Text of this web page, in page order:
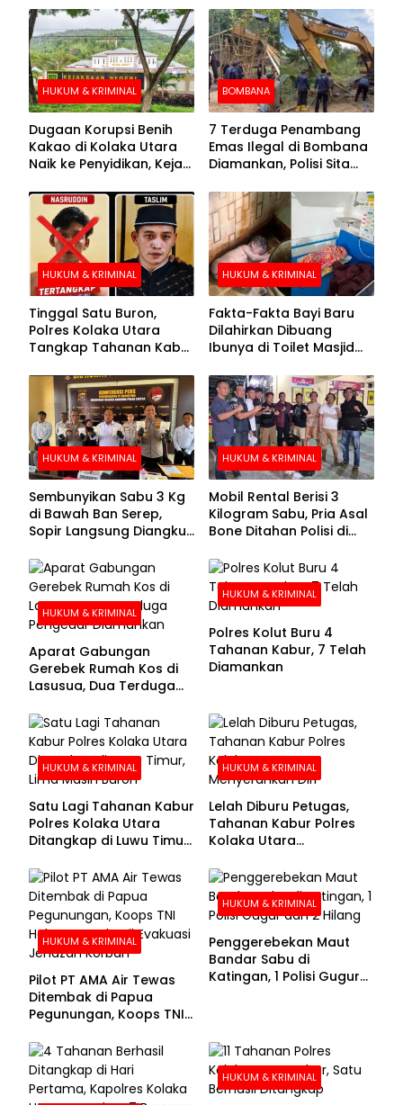
HUKUM & KRIMINAL
Dugaan Korupsi Benih
Kakao di Kolaka Utara
Naik ke Penyidikan, Kejari
BOMBANA
7 Terduga Penambang
Emas Ilegal di Bombana
Diamankan, Polisi Sita
Crusher
HUKUM & KRIMINAL
Tinggal Satu Buron,
Polres Kolaka Utara
Tangkap Tahanan Kabur
Pengejaran
HUKUM & KRIMINAL
Fakta-Fakta Bayi Baru
Dilahirkan Dibuang
Ibunya di Toilet Masjid
HUKUM & KRIMINAL
Sembunyikan Sabu 3 Kg
di Bawah Ban Serep,
Sopir Langsung Diangkut
HUKUM & KRIMINAL
Mobil Rental Berisi 3
Kilogram Sabu, Pria Asal
Bone Ditahan Polisi di
HUKUM & KRIMINAL
Aparat Gabungan
Gerebek Rumah Kos di
Lasusua, Dua Terduga
HUKUM & KRIMINAL
Polres Kolut Buru 4
Tahanan Kabur, 7 Telah
Diamankan
HUKUM & KRIMINAL
Satu Lagi Tahanan Kabur
Polres Kolaka Utara
Ditangkap di Luwu Timur,
HUKUM & KRIMINAL
Lelah Diburu Petugas,
Tahanan Kabur Polres
Kolaka Utara
HUKUM & KRIMINAL
Pilot PT AMA Air Tewas
Ditembak di Papua
Pegunungan, Koops TNI
Evakuasi Jenazah
Korban
HUKUM & KRIMINAL
Penggerebekan Maut
Bandar Sabu di
Katingan, 1 Polisi Gugur
HUKUM & KRIMINAL